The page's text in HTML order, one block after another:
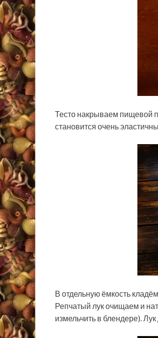
Тесто накрываем пищевой
становится очень
В отдельную ёмкость
Репчатый лук очищаем и
измельчить в блендере).